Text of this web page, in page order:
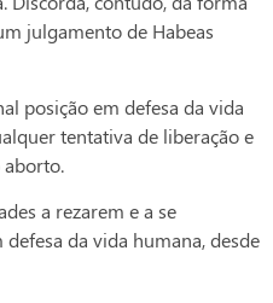
julgamento de Habeas
posição em defesa da vida
tentativa de liberação e
aborto.
a rezarem e a se
da vida humana, desde